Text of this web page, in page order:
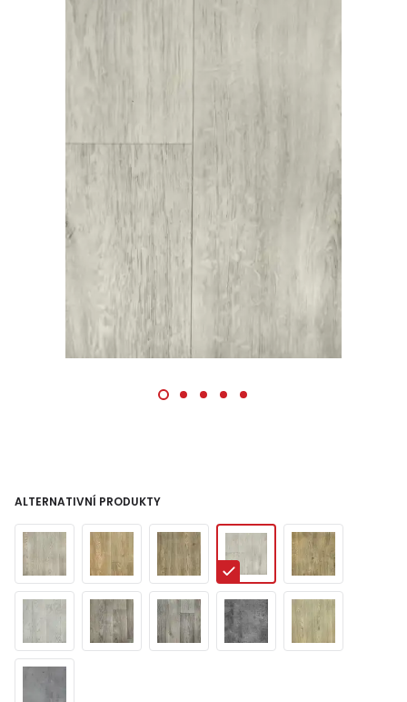
ALTERNATIVNÍ PRODUKTY